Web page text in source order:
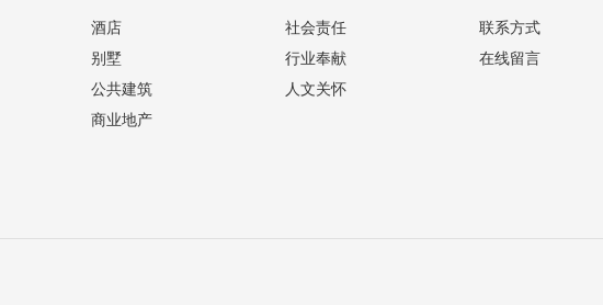
酒店
别墅
公共建筑
商业地产
社会责任
行业奉献
人文关怀
联系方式
在线留言